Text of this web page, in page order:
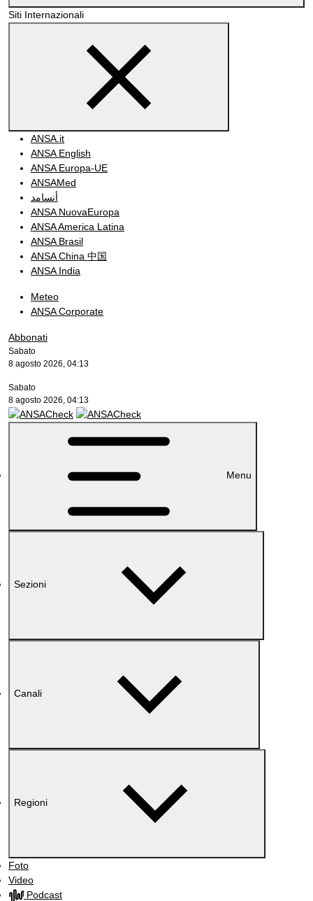
Siti Internazionali
ANSA.it
ANSA English
ANSA Europa-UE
ANSAMed
أنسامد
ANSA NuovaEuropa
ANSA America Latina
ANSA Brasil
ANSA China 中国
ANSA India
Meteo
ANSA Corporate
Abbonati
Sabato
8 agosto 2026, 04:13
Sabato
8 agosto 2026, 04:13
Menu
Sezioni
Canali
Regioni
Foto
Video
Podcast